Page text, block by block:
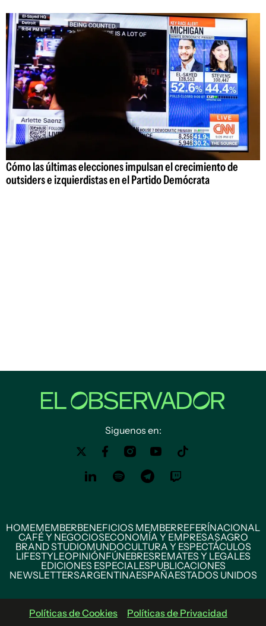
Cómo las últimas elecciones impulsan el crecimiento de
outsiders e izquierdistas en el Partido Demócrata
Siguenos en:
HOMEMEMBERBENEFICIOS MEMBERREFERÍNACIONAL
CAFÉ Y NEGOCIOSECONOMÍA Y EMPRESASAGRO
BRAND STUDIOMUNDOCULTURA Y ESPECTÁCULOS
LIFESTYLEOPINIÓNFÚNEBRESREMATES Y LEGALES
EDICIONES ESPECIALESPUBLICACIONES
NEWSLETTERSARGENTINAESPAÑAESTADOS UNIDOS
Políticas de Cookies Políticas de Privacidad